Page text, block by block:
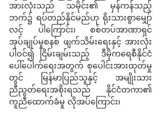
အားလုံးသည် သမိုင်း၏ မှန်ကန်သည့်
ဘက်၌ ရပ်တည်နိုင်မည်ဟု ရိုးသားစွာမျှော်
လင့် ပါကြောင်း၊ စစ်တပ်အာဏာရှင်
အုပ်ချုပ်မှုစနစ် ဖျက်သိမ်းရေးနှင့် အားလုံး
ပါဝင်၍ ငြိမ်းချမ်းသည့်  ဒီမိုကရေစီနိုင်ငံ
ပေါ်ပေါက်ရေးအတွက် စုပေါင်းအားထုတ်မှု
တွင် မြန်မာပြည်သူနှင့် အမျိုးသား
ညီညွတ်ရေးအစိုးရသည် နိုင်ငံတကာ၏
ကူညီထောက်ခံမှု လိုအပ်ကြောင်း၊